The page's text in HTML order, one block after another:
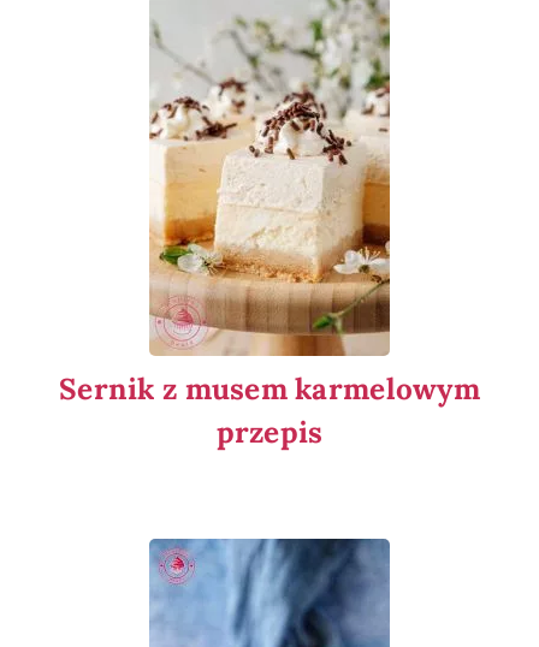
Sernik z musem karmelowym
przepis